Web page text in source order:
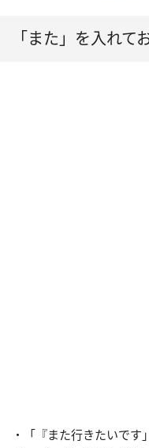
「また」を入れて
・「『また行きたいで